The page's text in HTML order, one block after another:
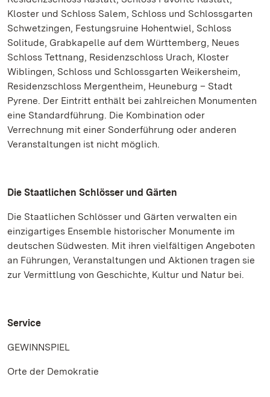
Kloster und Schloss Salem, Schloss und Schlossgarten
Schwetzingen, Festungsruine Hohentwiel, Schloss
Solitude, Grabkapelle auf dem Württemberg, Neues
Schloss Tettnang, Residenzschloss Urach, Kloster
Wiblingen, Schloss und Schlossgarten Weikersheim,
Residenzschloss Mergentheim, Heuneburg – Stadt
Pyrene. Der Eintritt enthält bei zahlreichen Monumenten
eine Standardführung. Die Kombination oder
Verrechnung mit einer Sonderführung oder anderen
Veranstaltungen ist nicht möglich.
Die Staatlichen Schlösser und Gärten
Die Staatlichen Schlösser und Gärten verwalten ein
einzigartiges Ensemble historischer Monumente im
deutschen Südwesten. Mit ihren vielfältigen Angeboten
an Führungen, Veranstaltungen und Aktionen tragen sie
zur Vermittlung von Geschichte, Kultur und Natur bei.
Service
GEWINNSPIEL
Orte der Demokratie